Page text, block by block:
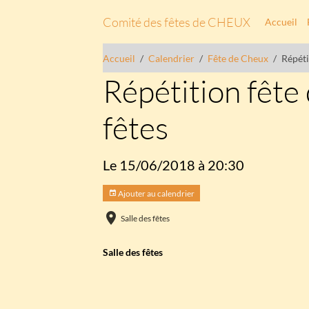
Comité des fêtes de CHEUX Accueil
Accueil Calendrier Fête de Cheux
Répétition fête
fêtes
Le 15/06/2018 à 20:30
Ajouter au calendrier
Salle des fêtes
Salle des fêtes